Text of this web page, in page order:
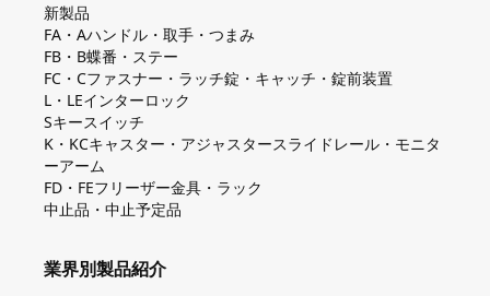
新製品
FA・Aハンドル・取手・つまみ
FB・B蝶番・ステー
FC・Cファスナー・ラッチ錠・キャッチ・錠前装置
L・LEインターロック
Sキースイッチ
K・KCキャスター・アジャスタースライドレール・モニタ
ーアーム
FD・FEフリーザー金具・ラック
中止品・中止予定品
業界別製品紹介